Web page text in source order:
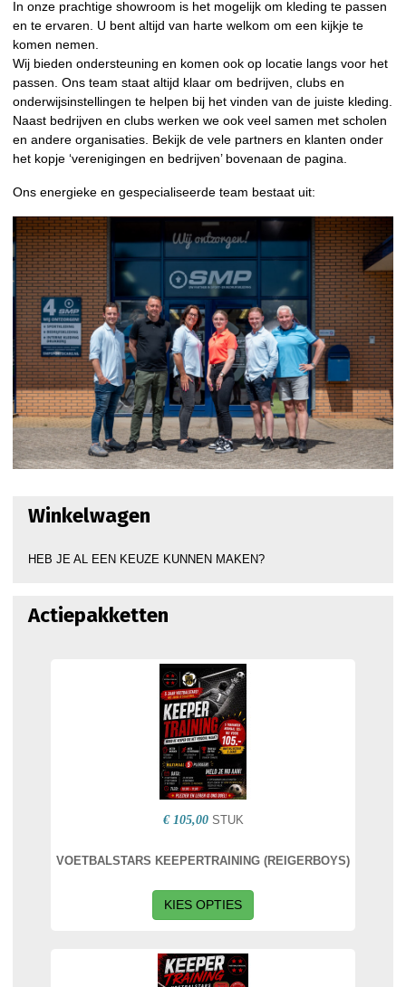
In onze prachtige showroom is het mogelijk om kleding te passen
en te ervaren. U bent altijd van harte welkom om een kijkje te
komen nemen.
Wij bieden ondersteuning en komen ook op locatie langs voor het
passen. Ons team staat altijd klaar om bedrijven, clubs en
onderwijsinstellingen te helpen bij het vinden van de juiste kleding.
Naast bedrijven en clubs werken we ook veel samen met scholen
en andere organisaties. Bekijk de vele partners en klanten onder
het kopje ‘verenigingen en bedrijven’ bovenaan de pagina.
Ons energieke en gespecialiseerde team bestaat uit:
Winkelwagen
HEB JE AL EEN KEUZE KUNNEN MAKEN?
Actiepakketten
€ 105,00 STUK
VOETBALSTARS KEEPERTRAINING (REIGERBOYS)
KIES OPTIES